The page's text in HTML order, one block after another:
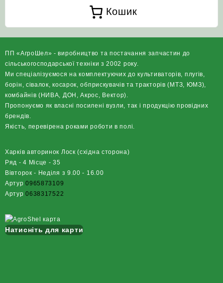
Кошик
ПП «АгроШел» - виробництво та постачання запчастин до
сільськогосподарської техніки з 2002 року.
Ми спеціалізуємося на комплектуючих до культиваторів, плугів,
борін, сівалок, косарок, обприскувачів та тракторів (МТЗ, ЮМЗ),
комбайнів (НИВА, ДОН, Акрос, Вектор).
Пропонуємо як власні посилені вузли, так і продукцію провідних
брендів.
Якість, перевірена роками роботи в полі.
Харків авторинок Лоск (східна сторона)
Ряд - 4 Місце - 35
Вівторок - Неділя з 9.00 - 16.00
Артур0965873109
Артур0638317522
Натисніть для карти